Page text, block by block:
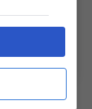
punta